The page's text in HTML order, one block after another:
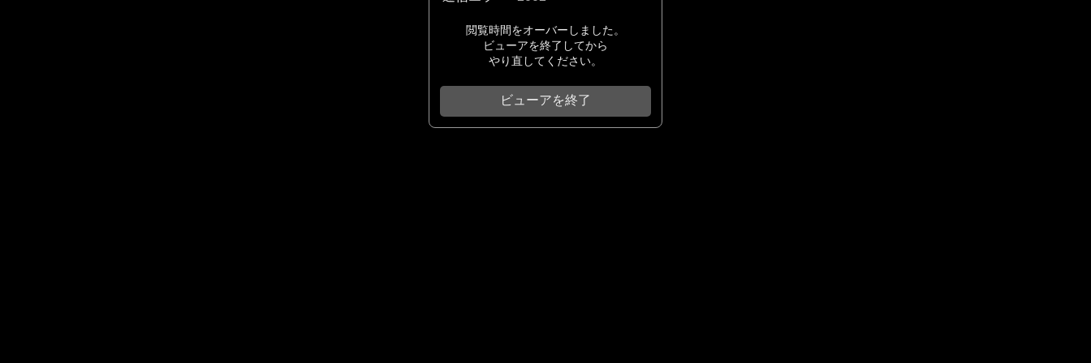
閲覧時間をオーバーしました。
ビューアを終了してから
やり直してください。
ビューアを終了